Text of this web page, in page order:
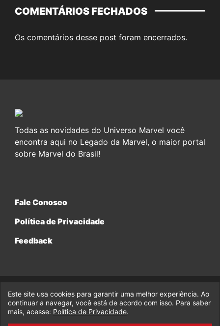
COMENTÁRIOS FECHADOS
Os comentários desse post foram encerrados.
Todas as novidades do Universo Marvel você
encontra aqui no Legado da Marvel, o maior portal
sobre Marvel do Brasil!
Fale Conosco
Política de Privacidade
Feedback
© 2017-2026 Legado da Marvel, uma empresa da Legado
Enterprises.
Este site usa cookies para garantir uma melhor experiência. Ao
continuar a navegar, você está de acordo com isso. Para saber
mais, acesse: Política de Privacidade.